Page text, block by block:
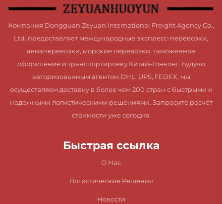
Компания Dongguan Zeyuan International Freight Agency Co.,
Ltd. предоставляет международные экспресс-перевозки,
авиаперевозки, морские перевозки, таможенное
оформление и транспортировку Китай–Гонконг. Будучи
авторизованным агентом DHL, UPS, FEDEX, мы
осуществляем доставку в более чем 200 стран с быстрыми и
надежными логистическими решениями. Запросите расчёт
стоимости уже сегодня.
Быстрая ссылка
О Нас
Логистические Решения
Новости